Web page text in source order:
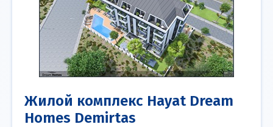
Жилой комплекс Hayat Dream
Homes Demirtas